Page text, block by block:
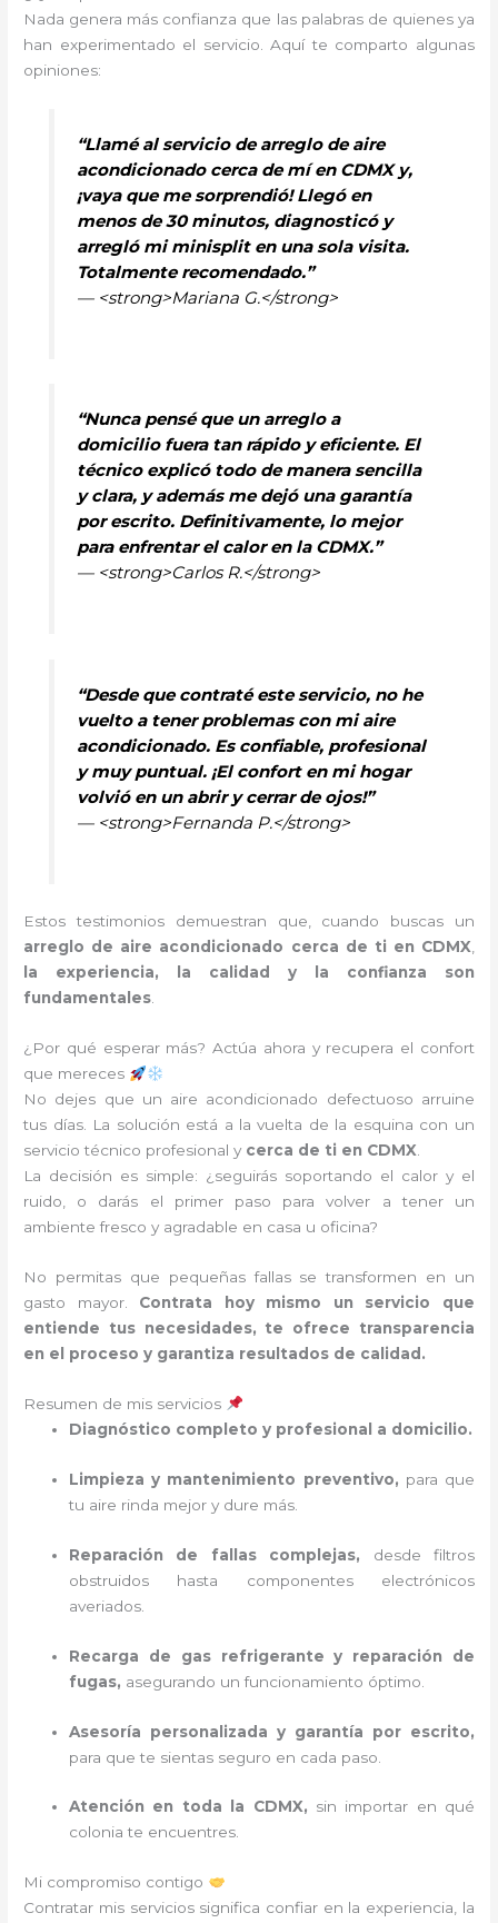
Nada genera más confianza que las palabras de quienes ya
han experimentado el servicio. Aquí te comparto algunas
opiniones:
“Llamé al servicio de arreglo de aire
acondicionado cerca de mí en CDMX y,
¡vaya que me sorprendió! Llegó en
menos de 30 minutos, diagnosticó y
arregló mi minisplit en una sola visita.
Totalmente recomendado.”
— <strong>Mariana G.</strong>
“Nunca pensé que un arreglo a
domicilio fuera tan rápido y eficiente. El
técnico explicó todo de manera sencilla
y clara, y además me dejó una garantía
por escrito. Definitivamente, lo mejor
para enfrentar el calor en la CDMX.”
— <strong>Carlos R.</strong>
“Desde que contraté este servicio, no he
vuelto a tener problemas con mi aire
acondicionado. Es confiable, profesional
y muy puntual. ¡El confort en mi hogar
volvió en un abrir y cerrar de ojos!”
— <strong>Fernanda P.</strong>
Estos testimonios demuestran que, cuando buscas un
arreglo de aire acondicionado cerca de ti en CDMX,
la experiencia, la calidad y la confianza son
fundamentales.
¿Por qué esperar más? Actúa ahora y recupera el confort
que mereces
No dejes que un aire acondicionado defectuoso arruine
tus días. La solución está a la vuelta de la esquina con un
servicio técnico profesional y cerca de ti en CDMX.
La decisión es simple: ¿seguirás soportando el calor y el
ruido, o darás el primer paso para volver a tener un
ambiente fresco y agradable en casa u oficina?
No permitas que pequeñas fallas se transformen en un
gasto mayor. Contrata hoy mismo un servicio que
entiende tus necesidades, te ofrece transparencia
en el proceso y garantiza resultados de calidad.
Resumen de mis servicios
Diagnóstico completo y profesional a domicilio.
Limpieza y mantenimiento preventivo, para que
tu aire rinda mejor y dure más.
Reparación de fallas complejas, desde filtros
obstruidos hasta componentes electrónicos
averiados.
Recarga de gas refrigerante y reparación de
fugas, asegurando un funcionamiento óptimo.
Asesoría personalizada y garantía por escrito,
para que te sientas seguro en cada paso.
Atención en toda la CDMX, sin importar en qué
colonia te encuentres.
Mi compromiso contigo
Contratar mis servicios significa confiar en la experiencia, la